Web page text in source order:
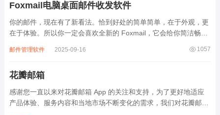
Foxmail电脑桌面邮件收发软件
你的邮件，现在有了新看法。恰到好处的简单简单，在于外观，更
在于体验。所以你一定会喜欢全新的 Foxmail，它会给你简洁畅快
便知。https://www.foxmail.com/win/download...
1057
邮件管理软件 2025-09-16
花瓣邮箱
感谢您一直以来对花瓣邮箱 App 的关注和支持，为了更好地适应
产品体验、服务内容和当地市场不断变化的需求，我们对花瓣邮箱